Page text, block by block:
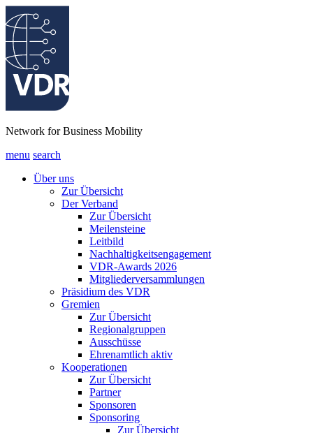
Network for Business Mobility
menu search
Über uns
Zur Übersicht
Der Verband
Zur Übersicht
Meilensteine
Leitbild
Nachhaltigkeitsengagement
VDR-Awards 2026
Mitgliederversammlungen
Präsidium des VDR
Gremien
Zur Übersicht
Regionalgruppen
Ausschüsse
Ehrenamtlich aktiv
Kooperationen
Zur Übersicht
Partner
Sponsoren
Sponsoring
Zur Übersicht